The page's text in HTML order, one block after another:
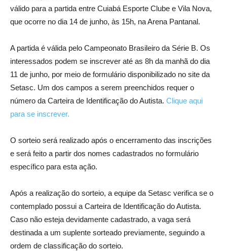
válido para a partida entre Cuiabá Esporte Clube e Vila Nova,
que ocorre no dia 14 de junho, às 15h, na Arena Pantanal.
A partida é válida pelo Campeonato Brasileiro da Série B. Os
interessados podem se inscrever até as 8h da manhã do dia
11 de junho, por meio de formulário disponibilizado no site da
Setasc. Um dos campos a serem preenchidos requer o
número da Carteira de Identificação do Autista. Clique aqui
para se inscrever.
O sorteio será realizado após o encerramento das inscrições
e será feito a partir dos nomes cadastrados no formulário
específico para esta ação.
Após a realização do sorteio, a equipe da Setasc verifica se o
contemplado possui a Carteira de Identificação do Autista.
Caso não esteja devidamente cadastrado, a vaga será
destinada a um suplente sorteado previamente, seguindo a
ordem de classificação do sorteio.